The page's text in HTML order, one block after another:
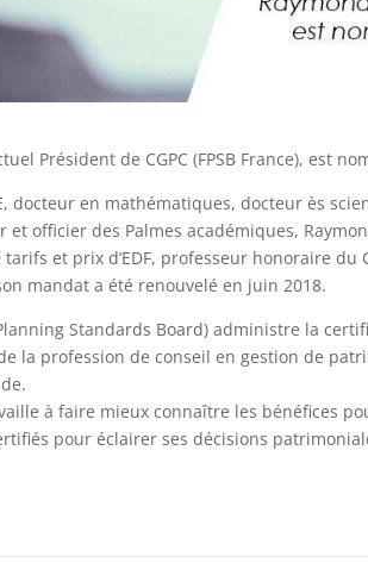
Président de CGPC (FPSB France), est
docteur en mathématiques, docteur ès
et officier des Palmes académiques,
et prix d’EDF, professeur honoraire du
mandat a été renouvelé en juin 2018.
Standards Board) administre la
la profession de conseil en gestion de
à faire mieux connaître les bénéfices
pour éclairer ses décisions